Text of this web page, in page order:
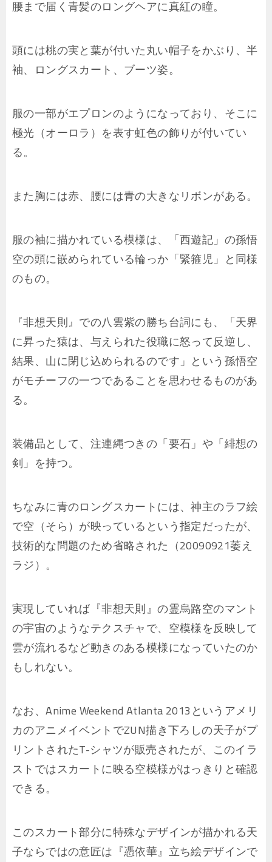
腰まで届く青髪のロングヘアに真紅の瞳。
頭には桃の実と葉が付いた丸い帽子をかぶり、半
袖、ロングスカート、ブーツ姿。
服の一部がエプロンのようになっており、そこに
極光（オーロラ）を表す虹色の飾りが付いてい
る。
また胸には赤、腰には青の大きなリボンがある。
服の袖に描かれている模様は、「西遊記」の孫悟
空の頭に嵌められている輪っか「緊箍児」と同様
のもの。
『非想天則』での八雲紫の勝ち台詞にも、「天界
に昇った猿は、与えられた役職に怒って反逆し、
結果、山に閉じ込められるのです」という孫悟空
がモチーフの一つであることを思わせるものがあ
る。
装備品として、注連縄つきの「要石」や「緋想の
剣」を持つ。
ちなみに青のロングスカートには、神主のラフ絵
で空（そら）が映っているという指定だったが、
技術的な問題のため省略された（20090921萎え
ラジ）。
実現していれば『非想天則』の霊烏路空のマント
の宇宙のようなテクスチャで、空模様を反映して
雲が流れるなど動きのある模様になっていたのか
もしれない。
なお、Anime Weekend Atlanta 2013というアメリ
カのアニメイベントでZUN描き下ろしの天子がプ
リントされたT-シャツが販売されたが、このイラ
ストではスカートに映る空模様がはっきりと確認
できる。
このスカート部分に特殊なデザインが描かれる天
子ならではの意匠は『憑依華』立ち絵デザインで